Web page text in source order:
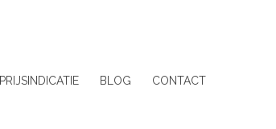
PRIJSINDICATIE BLOG CONTACT